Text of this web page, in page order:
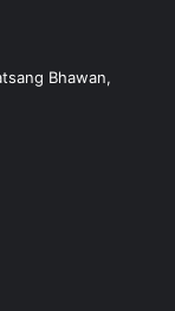
Bhawan,